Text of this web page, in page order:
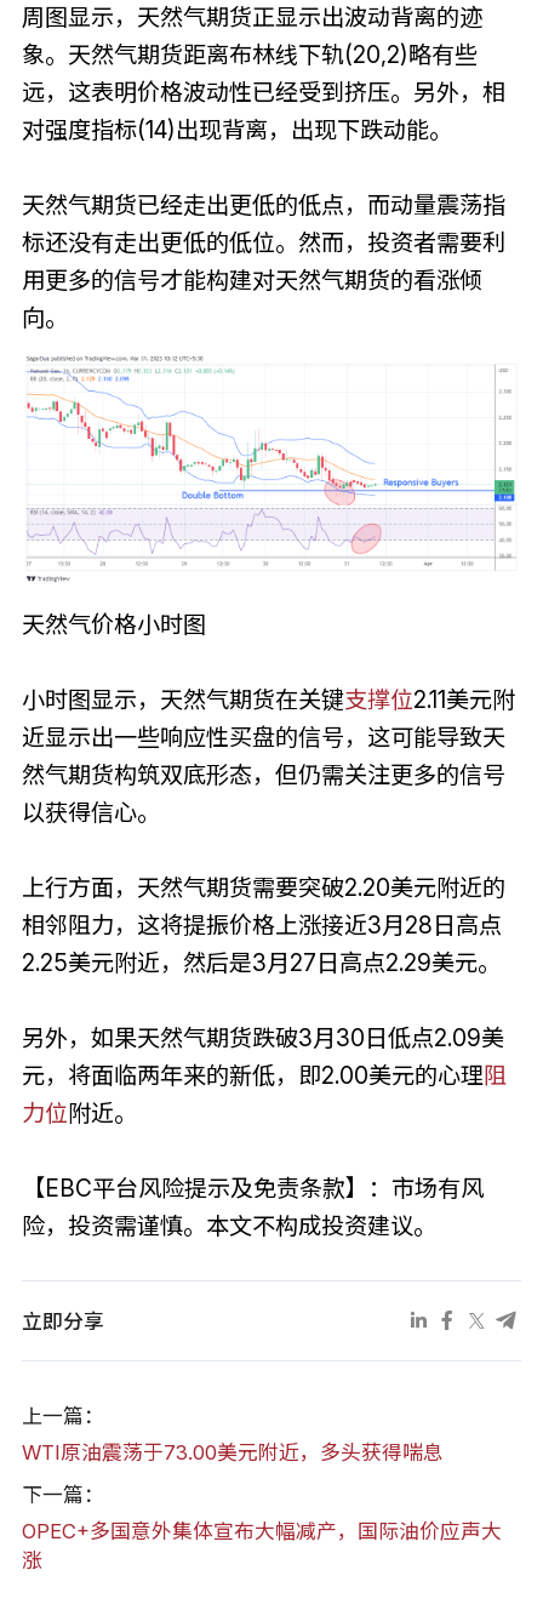
周图显示，天然气期货正显示出波动背离的迹
象。天然气期货距离布林线下轨(20,2)略有些
远，这表明价格波动性已经受到挤压。另外，相
对强度指标(14)出现背离，出现下跌动能。
天然气期货已经走出更低的低点，而动量震荡指
标还没有走出更低的低位。然而，投资者需要利
用更多的信号才能构建对天然气期货的看涨倾
向。
天然气价格小时图
小时图显示，天然气期货在关键支撑位2.11美元附
近显示出一些响应性买盘的信号，这可能导致天
然气期货构筑双底形态，但仍需关注更多的信号
以获得信心。
上行方面，天然气期货需要突破2.20美元附近的
相邻阻力，这将提振价格上涨接近3月28日高点
2.25美元附近，然后是3月27日高点2.29美元。
另外，如果天然气期货跌破3月30日低点2.09美
元，将面临两年来的新低，即2.00美元的心理阻
力位附近。
【EBC平台风险提示及免责条款】：市场有风
险，投资需谨慎。本文不构成投资建议。
立即分享
上一篇：
WTI原油震荡于73.00美元附近，多头获得喘息
下一篇：
OPEC+多国意外集体宣布大幅减产，国际油价应声大
涨